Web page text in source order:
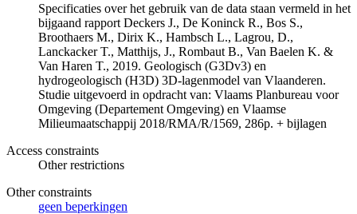
Specificaties over het gebruik van de data staan vermeld in het
bijgaand rapport Deckers J., De Koninck R., Bos S.,
Broothaers M., Dirix K., Hambsch L., Lagrou, D.,
Lanckacker T., Matthijs, J., Rombaut B., Van Baelen K. &
Van Haren T., 2019. Geologisch (G3Dv3) en
hydrogeologisch (H3D) 3D-lagenmodel van Vlaanderen.
Studie uitgevoerd in opdracht van: Vlaams Planbureau voor
Omgeving (Departement Omgeving) en Vlaamse
Milieumaatschappij 2018/RMA/R/1569, 286p. + bijlagen
Access constraints
Other restrictions
Other constraints
geen beperkingen